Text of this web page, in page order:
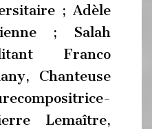
; Adèle
; Salah
Franco
Chanteuse
Lemaître,